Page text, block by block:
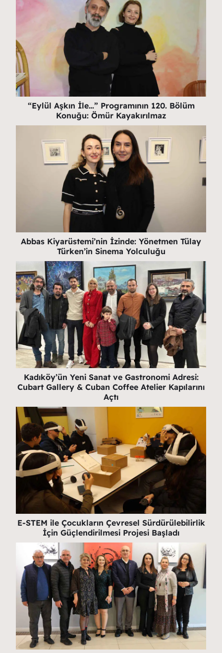
“Eylül Aşkın İle…” Programının 120. Bölüm
Konuğu: Ömür Kayakırılmaz
Abbas Kiyarüstemi’nin İzinde: Yönetmen Tülay
Türken’in Sinema Yolculuğu
Kadıköy’ün Yeni Sanat ve Gastronomi Adresi:
Cubart Gallery & Cuban Coffee Atelier Kapılarını
Açtı
E-STEM ile Çocukların Çevresel Sürdürülebilirlik
İçin Güçlendirilmesi Projesi Başladı